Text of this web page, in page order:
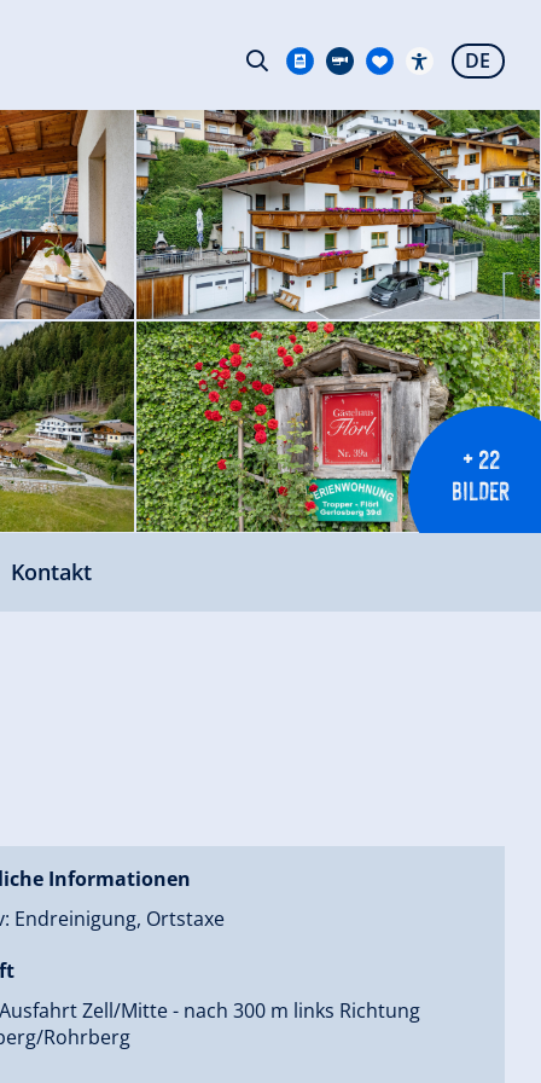
+ 22
BILDER
Kontakt
Informationen
Endreinigung, Ortstaxe
Zell/Mitte - nach 300 m links Richtung
Rohrberg
DE